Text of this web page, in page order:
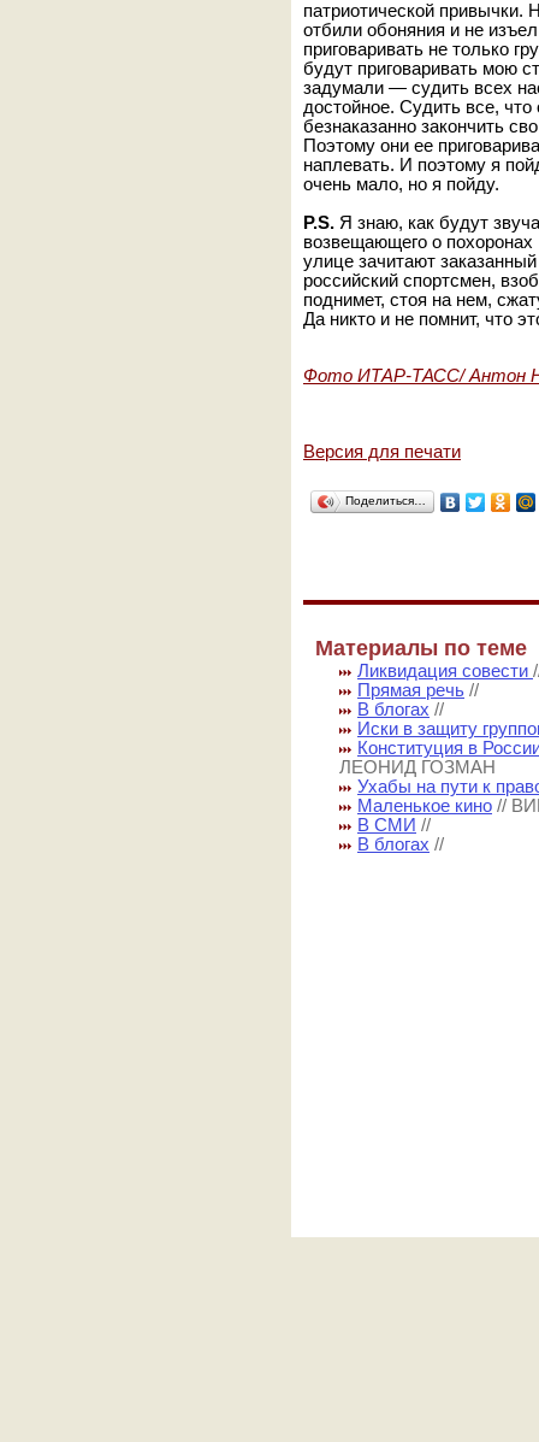
патриотической привычки.
отбили обоняния и не
приговаривать не только
будут приговаривать мою
задумали — судить всех
достойное. Судить все,
безнаказанно закончить
Поэтому они ее
наплевать. И поэтому я
очень мало, но я пойду.
P.S. Я знаю, как будут
возвещающего о
улице зачитают
российский спортсмен,
поднимет, стоя на нем,
Да никто и не помнит, что
Фото ИТАР-ТАСС/ Антон
Версия для печати
Поделиться…
Материалы по теме
Ликвидация совести
Прямая речь //
В блогах //
Иски в защиту
Конституция в
ЛЕОНИД ГОЗМАН
Ухабы на пути к
Маленькое кино //
В СМИ //
В блогах //